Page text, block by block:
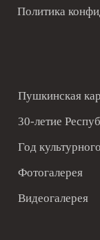
Политика
Пушкинская
30-летие
Год
Фотогалерея
Видеогалерея